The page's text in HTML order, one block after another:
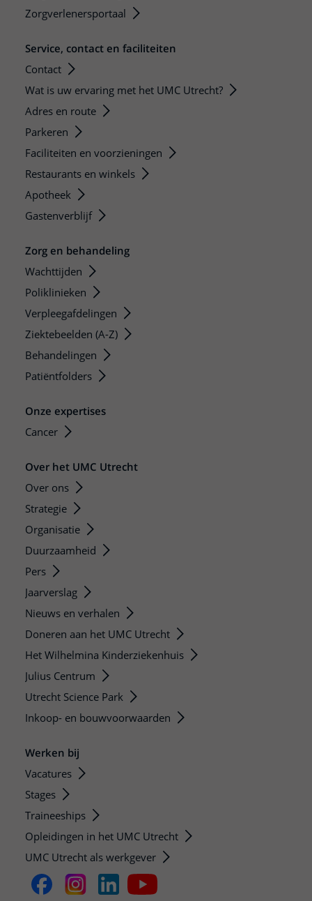
Zorgverlenersportaal
Service, contact en faciliteiten
Contact
Wat is uw ervaring met het UMC Utrecht?
Adres en route
Parkeren
Faciliteiten en voorzieningen
Restaurants en winkels
Apotheek
Gastenverblijf
Zorg en behandeling
Wachttijden
Poliklinieken
Verpleegafdelingen
Ziektebeelden (A-Z)
Behandelingen
Patiëntfolders
Onze expertises
Cancer
Over het UMC Utrecht
Over ons
Strategie
Organisatie
Duurzaamheid
Pers
Jaarverslag
Nieuws en verhalen
Doneren aan het UMC Utrecht
Het Wilhelmina Kinderziekenhuis
Julius Centrum
Utrecht Science Park
Inkoop- en bouwvoorwaarden
Werken bij
Vacatures
Stages
Traineeships
Opleidingen in het UMC Utrecht
UMC Utrecht als werkgever